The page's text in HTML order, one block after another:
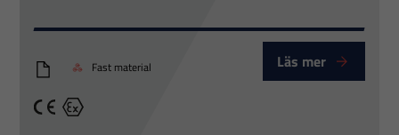
DYNAmflow datablad
Fast material Läs mer
CE Ex